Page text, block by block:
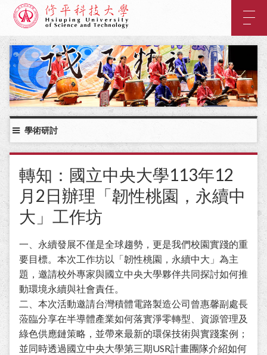
內
容
區
塊
:::
學術研討
轉知：國立中央大學113年12
月2日辦理「韌性桃園，永續中
大」工作坊
一、永續發展不僅是全球趨勢，更是我們校園實踐的重
要目標。本次工作坊以「韌性桃園，永續中大」為主
題，邀請校外專家與國立中央大學夥伴共同探討如何推
動環境永續與社會責任。
二、本次活動邀請台灣積體電路製造公司曾惠馨副處長
蒞臨分享在半導體產業如何落實淨零轉型、資源管理及
綠色供應鏈策略，並帶來最新的環保技術與實踐案例；
並同時透過國立中央大學第三期USR計畫團隊介紹如何